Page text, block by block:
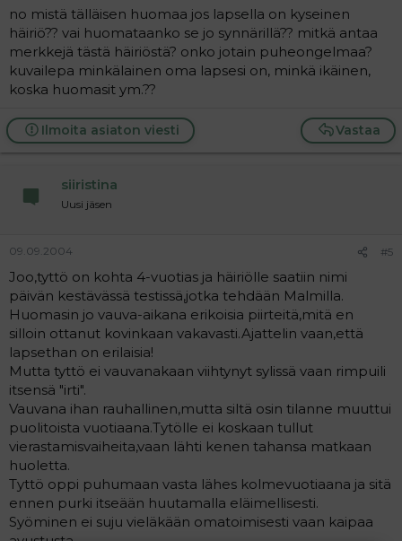
no mistä tälläisen huomaa jos lapsella on kyseinen
häiriö?? vai huomataanko se jo synnärillä?? mitkä antaa
merkkejä tästä häiriöstä? onko jotain puheongelmaa?
kuvailepa minkälainen oma lapsesi on, minkä ikäinen,
koska huomasit ym.??
Vastaa
Ilmoita asiaton viesti
siiristina
Uusi jäsen
09.09.2004 #5
Joo,tyttö on kohta 4-vuotias ja häiriölle saatiin nimi
päivän kestävässä testissä,jotka tehdään Malmilla.
Huomasin jo vauva-aikana erikoisia piirteitä,mitä en
silloin ottanut kovinkaan vakavasti.Ajattelin vaan,että
lapsethan on erilaisia!
Mutta tyttö ei vauvanakaan viihtynyt sylissä vaan rimpuili
itsensä "irti".
Vauvana ihan rauhallinen,mutta siltä osin tilanne muuttui
puolitoista vuotiaana.Tytölle ei koskaan tullut
vierastamisvaiheita,vaan lähti kenen tahansa matkaan
huoletta.
Tyttö oppi puhumaan vasta lähes kolmevuotiaana ja sitä
ennen purki itseään huutamalla eläimellisesti.
Syöminen ei suju vieläkään omatoimisesti vaan kaipaa